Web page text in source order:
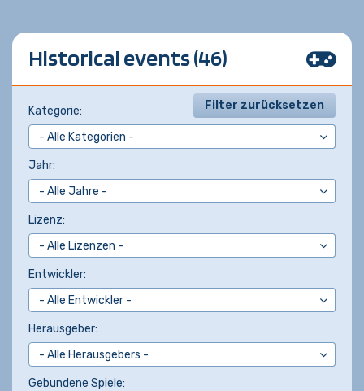
Historical events (46)
Filter zurücksetzen
Kategorie:
Jahr:
Lizenz:
Entwickler:
Herausgeber:
Gebundene Spiele: